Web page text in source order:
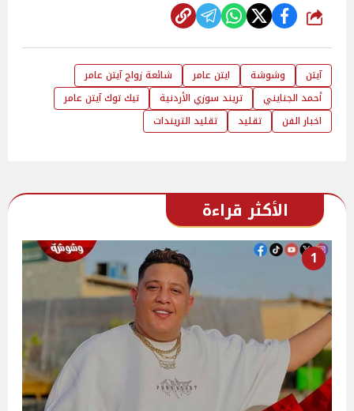
شارك
آيتن وشوشة ايتن عامر
شائعة زواج آيتن عامر
أحمد الجنايني
تريند سوزي الأردنية
تيك توك آيتن عامر
اخبار الفن
تقليد تقليد التريندات
الأكثر قراءة
1